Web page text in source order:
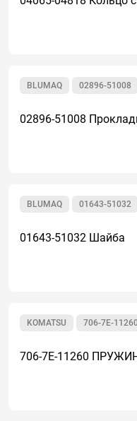
02896-51008
BLUMAQ
02896-51008
01643-51032
BLUMAQ
01643-51032 Шайба
706-7E-11260
KOMATSU
706-7E-11260